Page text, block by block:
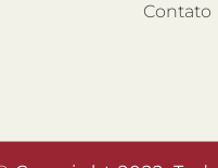
Contato